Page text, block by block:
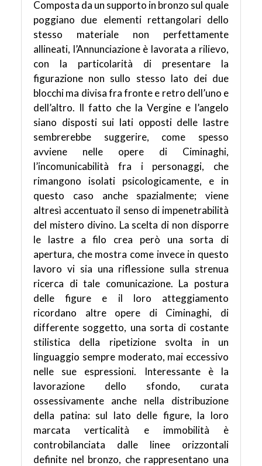
Composta da un supporto in bronzo sul quale
poggiano due elementi rettangolari dello
stesso materiale non perfettamente
allineati, l’Annunciazione è lavorata a rilievo,
con la particolarità di presentare la
figurazione non sullo stesso lato dei due
blocchi ma divisa fra fronte e retro dell’uno e
dell’altro. Il fatto che la Vergine e l’angelo
siano disposti sui lati opposti delle lastre
sembrerebbe suggerire, come spesso
avviene nelle opere di Ciminaghi,
l’incomunicabilità fra i personaggi, che
rimangono isolati psicologicamente, e in
questo caso anche spazialmente; viene
altresì accentuato il senso di impenetrabilità
del mistero divino. La scelta di non disporre
le lastre a filo crea però una sorta di
apertura, che mostra come invece in questo
lavoro vi sia una riflessione sulla strenua
ricerca di tale comunicazione. La postura
delle figure e il loro atteggiamento
ricordano altre opere di Ciminaghi, di
differente soggetto, una sorta di costante
stilistica della ripetizione svolta in un
linguaggio sempre moderato, mai eccessivo
nelle sue espressioni. Interessante è la
lavorazione dello sfondo, curata
ossessivamente anche nella distribuzione
della patina: sul lato delle figure, la loro
marcata verticalità e immobilità è
controbilanciata dalle linee orizzontali
definite nel bronzo, che rappresentano una